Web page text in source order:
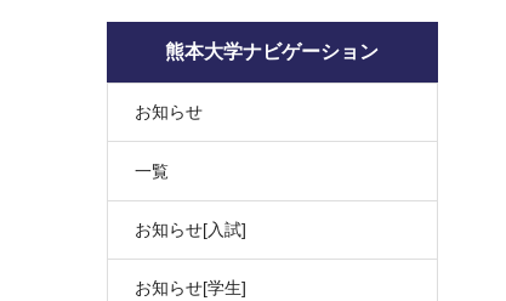
熊本大学ナビゲーション
お知らせ
一覧
お知らせ[入試]
お知らせ[学生]